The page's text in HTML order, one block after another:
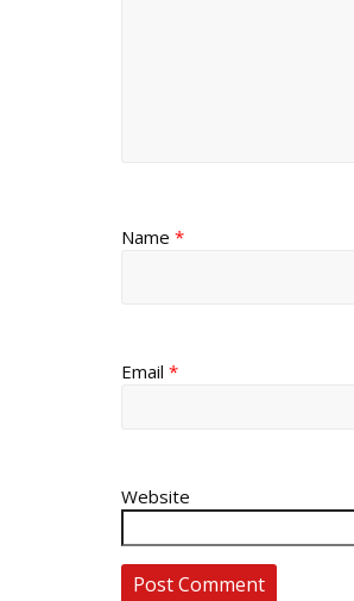
Name *
Email *
Website